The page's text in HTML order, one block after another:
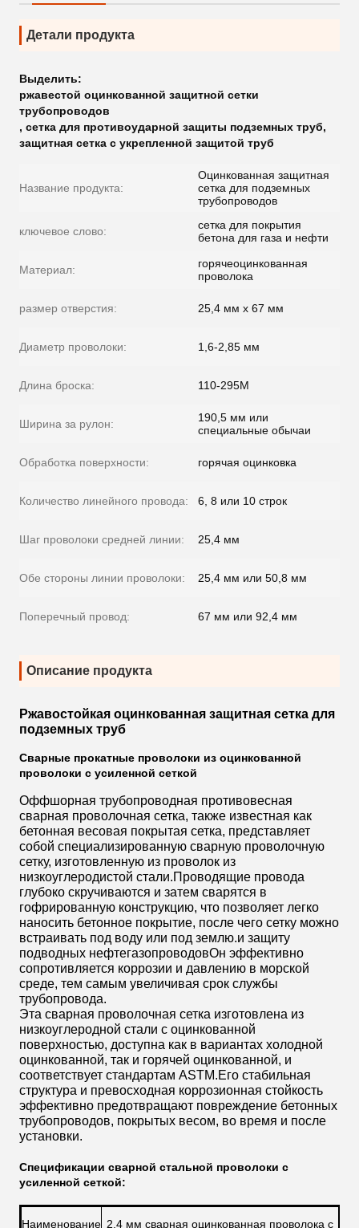
Детали продукта
Выделить:
ржавестой оцинкованной защитной сетки
трубопроводов
, сетка для противоударной защиты подземных труб,
защитная сетка с укрепленной защитой труб
Название продукта:
Оцинкованная защитная
сетка для подземных
трубопроводов
ключевое слово:
сетка для покрытия
бетона для газа и нефти
Материал:
горячеоцинкованная
проволока
размер отверстия: 25,4 мм х 67 мм
Диаметр проволоки: 1,6-2,85 мм
Длина броска: 110-295M
Ширина за рулон:
190,5 мм или
специальные обычаи
Обработка поверхности: горячая оцинковка
Количество линейного провода: 6, 8 или 10 строк
Шаг проволоки средней линии: 25,4 мм
Обе стороны линии проволоки: 25,4 мм или 50,8 мм
Поперечный провод: 67 мм или 92,4 мм
Описание продукта
Ржавостойкая оцинкованная защитная сетка для
подземных труб
Сварные прокатные проволоки из оцинкованной
проволоки с усиленной сеткой
Оффшорная трубопроводная противовесная
сварная проволочная сетка, также известная как
бетонная весовая покрытая сетка, представляет
собой специализированную сварную проволочную
сетку, изготовленную из проволок из
низкоуглеродистой стали.Проводящие провода
глубоко скручиваются и затем сварятся в
гофрированную конструкцию, что позволяет легко
наносить бетонное покрытие, после чего сетку можно
встраивать под воду или под землю.и защиту
подводных нефтегазопроводовОн эффективно
сопротивляется коррозии и давлению в морской
среде, тем самым увеличивая срок службы
трубопровода.
Эта сварная проволочная сетка изготовлена из
низкоуглеродной стали с оцинкованной
поверхностью, доступна как в вариантах холодной
оцинкованной, так и горячей оцинкованной, и
соответствует стандартам ASTM.Его стабильная
структура и превосходная коррозионная стойкость
эффективно предотвращают повреждение бетонных
трубопроводов, покрытых весом, во время и после
установки.
Спецификации сварной стальной проволоки с
усиленной сеткой:
Наименование 2.4 мм сварная оцинкованная проволока с